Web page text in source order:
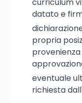
curriculum
datato e
propria
eventuale
richiesta